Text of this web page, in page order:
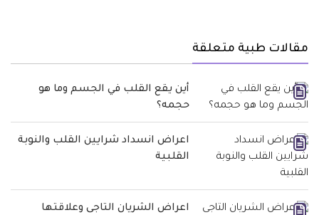
مقالات طبية متعلقة
أين يقع القلب في الجسم وما هو
حجمه؟
اعراض انسداد شرايين القلب والنوبة
القلبية
اعراض الشريان التاجى وعلاقتها